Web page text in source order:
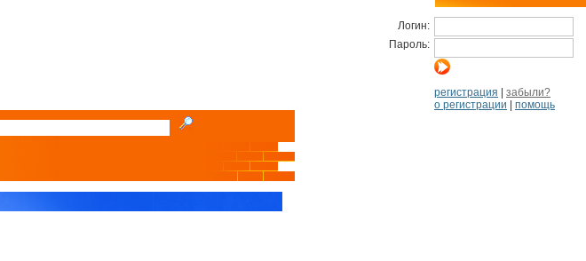
Логин:
Пароль:
регистрация
забыли?
о регистрации
помощь